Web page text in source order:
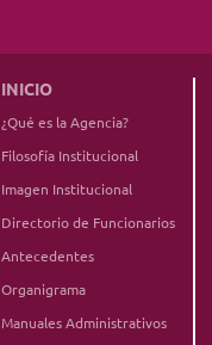
INICIO
¿Qué es la Agencia?
Filosofía Institucional
Imagen Institucional
Directorio de Funcionarios
Antecedentes
Organigrama
Manuales Administrativos